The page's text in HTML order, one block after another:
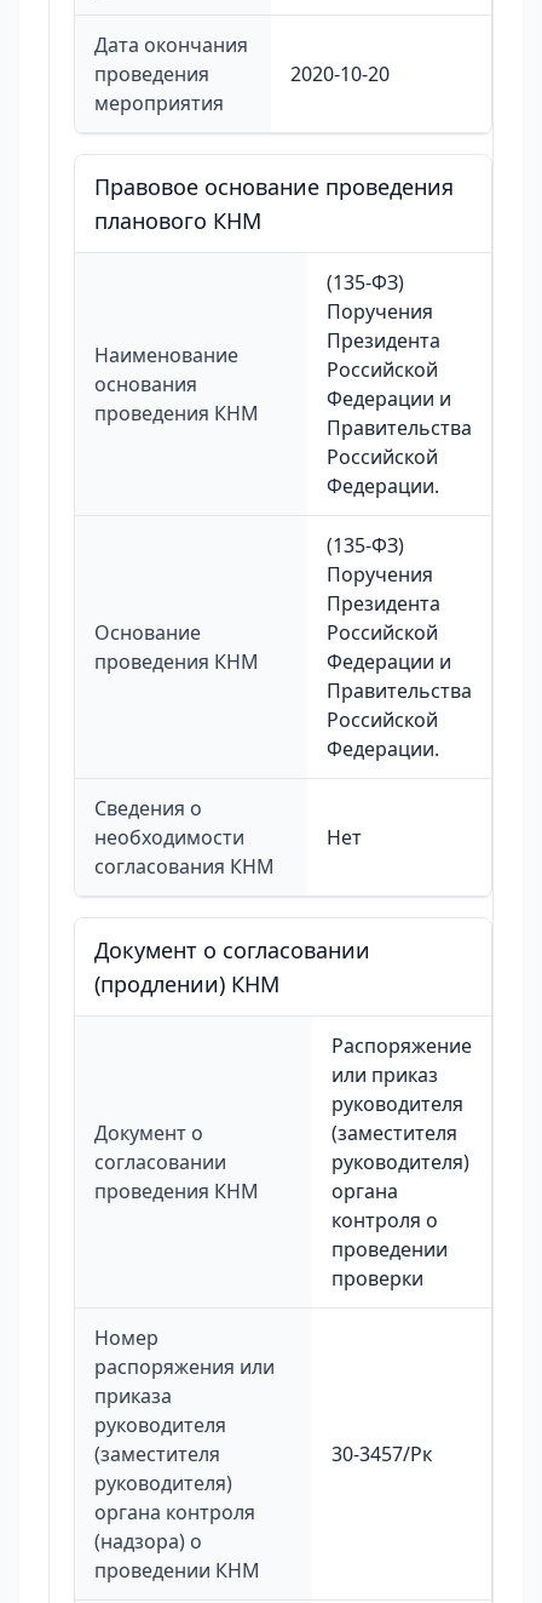
Дата окончания
проведения
мероприятия
2020-10-20
Правовое основание проведения
планового КНМ
Наименование
основания
проведения КНМ
(135-ФЗ)
Поручения
Президента
Российской
Федерации и
Правительства
Российской
Федерации.
Основание
проведения КНМ
(135-ФЗ)
Поручения
Президента
Российской
Федерации и
Правительства
Российской
Федерации.
Сведения о
необходимости
согласования КНМ
Нет
Документ о согласовании
(продлении) КНМ
Документ о
согласовании
проведения КНМ
Распоряжение
или приказ
руководителя
(заместителя
руководителя)
органа
контроля о
проведении
проверки
Номер
распоряжения или
приказа
руководителя
(заместителя
руководителя)
органа контроля
(надзора) о
проведении КНМ
30-3457/Рк